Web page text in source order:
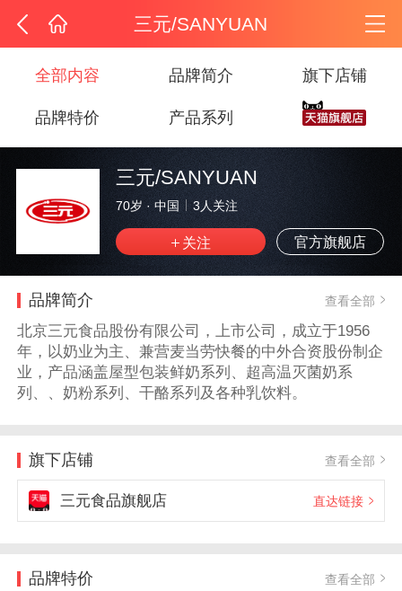
三元/SANYUAN
全部内容 品牌简介 旗下店铺
品牌特价 产品系列
三元/SANYUAN
70岁 · 中国 3 人关注
官方旗舰店
品牌简介 查看全部
北京三元食品股份有限公司，上市公司，成立于1956
年，以奶业为主、兼营麦当劳快餐的中外合资股份制企
业，产品涵盖屋型包装鲜奶系列、超高温灭菌奶系
列、、奶粉系列、干酪系列及各种乳饮料。
旗下店铺 查看全部
三元食品旗舰店 直达链接
品牌特价 查看全部